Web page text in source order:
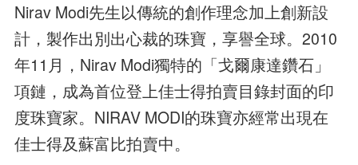
Nirav Modi先生以傳統的創作理念加上創新設
計，製作出別出心裁的珠寶，享譽全球。2010
年11月，Nirav Modi獨特的「戈爾康達鑽石」
項鏈，成為首位登上佳士得拍賣目錄封面的印
度珠寶家。NIRAV MODI的珠寶亦經常出現在
佳士得及蘇富比拍賣中。